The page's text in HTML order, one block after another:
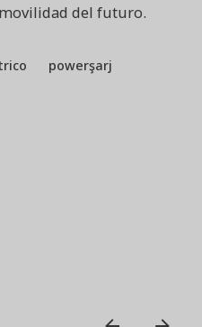
del futuro.
powerşarj